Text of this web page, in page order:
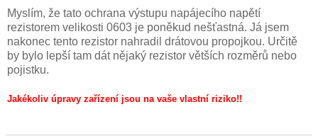
Myslím, že tato ochrana výstupu napájecího napětí
rezistorem velikosti 0603 je poněkud nešťastná. Já jsem
nakonec tento rezistor nahradil drátovou propojkou. Určitě
by bylo lepší tam dát nějaký rezistor větších rozměrů nebo
pojistku.
Jakékoliv úpravy zařízení jsou na vaše vlastní riziko!!